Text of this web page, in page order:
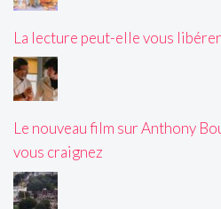
La lecture peut-elle vous
Le nouveau film sur Anthony
vous craignez